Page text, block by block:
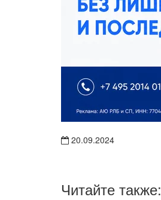
20.09.2024
Читайте также: